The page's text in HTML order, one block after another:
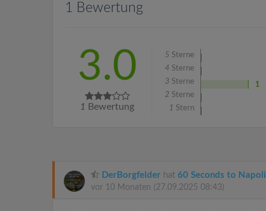
1 Bewertung
3.0
1 Bewertung
5 Sterne
4 Sterne
3 Sterne
1
2 Sterne
1 Stern
DerBorgfelder hat 60 Seconds to Napoli
vor 10 Monaten (27.09.2025 08:43)